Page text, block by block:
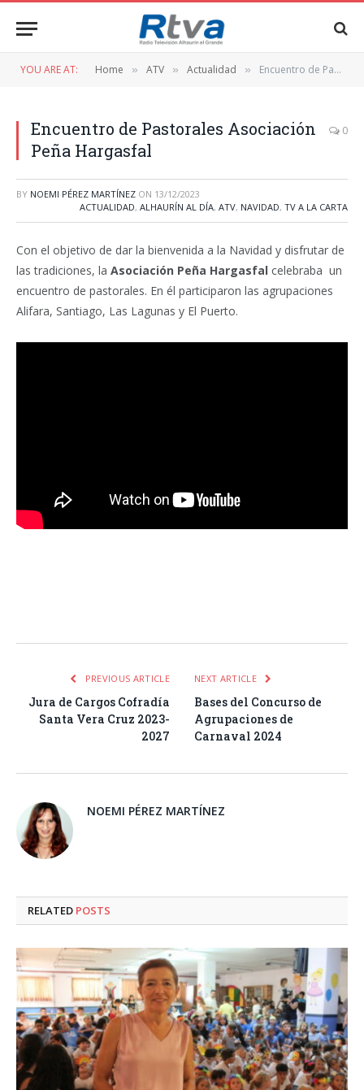
YOU ARE AT: Home » ATV » Actualidad » Encuentro de Pastorales Asociación Peña Hargasfal
Encuentro de Pastorales Asociación
Peña Hargasfal
0
BY NOEMI PÉREZ MARTÍNEZ ON 13/12/2023
ACTUALIDAD, ALHAURÍN AL DÍA, ATV, NAVIDAD, TV A LA CARTA
Con el objetivo de dar la bienvenida a la Navidad y disfrutar de
las tradiciones, la Asociación Peña Hargasfal celebraba un
encuentro de pastorales. En él participaron las agrupaciones
Alifara, Santiago, Las Lagunas y El Puerto.
PREVIOUS ARTICLE
Jura de Cargos Cofradía
Santa Vera Cruz 2023-
2027
NEXT ARTICLE
Bases del Concurso de
Agrupaciones de
Carnaval 2024
NOEMI PÉREZ MARTÍNEZ
RELATED POSTS